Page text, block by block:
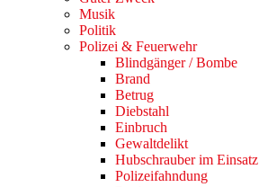
Musik
Politik
Polizei & Feuerwehr
Blindgänger / Bombe
Brand
Betrug
Diebstahl
Einbruch
Gewaltdelikt
Hubschrauber im Einsatz
Polizeifahndung